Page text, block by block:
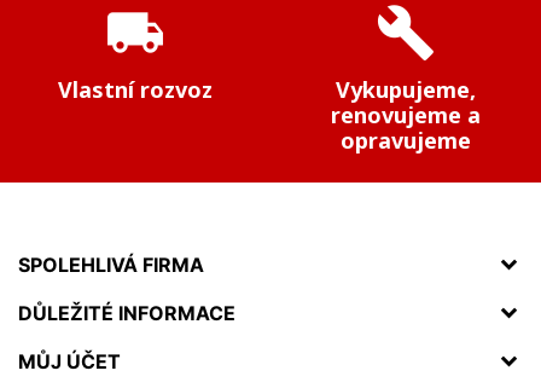
local_shipping
Vlastní rozvoz
build
Vykupujeme,
renovujeme a
opravujeme
SPOLEHLIVÁ FIRMA
DŮLEŽITÉ INFORMACE
MŮJ ÚČET